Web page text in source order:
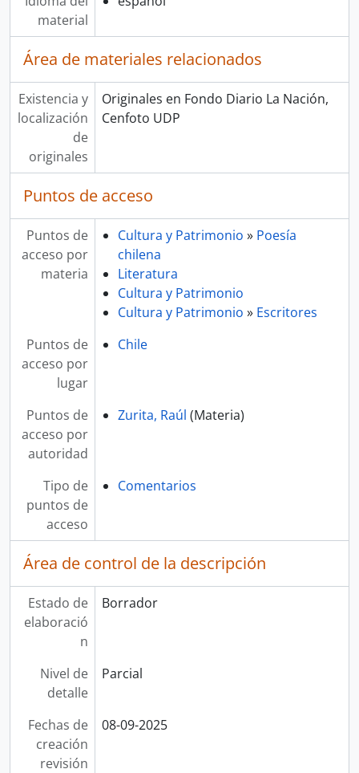
material
Área de materiales relacionados
Existencia y
localización
de
originales
Originales en Fondo Diario La Nación,
Cenfoto UDP
Puntos de acceso
Puntos de
acceso por
materia
Cultura y Patrimonio » Poesía
chilena
Literatura
Cultura y Patrimonio
Cultura y Patrimonio » Escritores
Puntos de
acceso por
lugar
Chile
Puntos de
acceso por
autoridad
Zurita, Raúl (Materia)
Tipo de
puntos de
acceso
Comentarios
Área de control de la descripción
Estado de
elaboració
n
Borrador
Nivel de
detalle
Parcial
Fechas de
creación
revisión
08-09-2025